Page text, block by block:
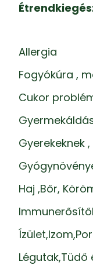
Allergia
Fogyókúra ,
Cukor
Gyerekeknek
Haj ,Bőr,